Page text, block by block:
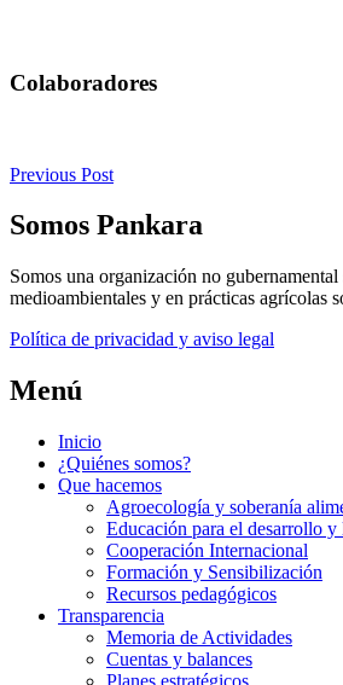
Colaboradores
Previous Post
Somos Pankara
Somos una organización no
medioambientales y en prácticas agrícolas
Política de privacidad y aviso legal
Menú
Inicio
¿Quiénes somos?
Que hacemos
Agroecología y soberanía
Educación para el desarrollo
Cooperación Internacional
Formación y Sensibilización
Recursos pedagógicos
Transparencia
Memoria de Actividades
Cuentas y balances